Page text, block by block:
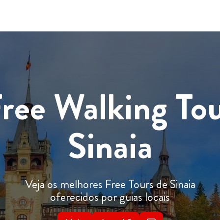
Walking
Sinaia
Veja os melhores Free Tours de Sinaia
oferecidos por guias locais